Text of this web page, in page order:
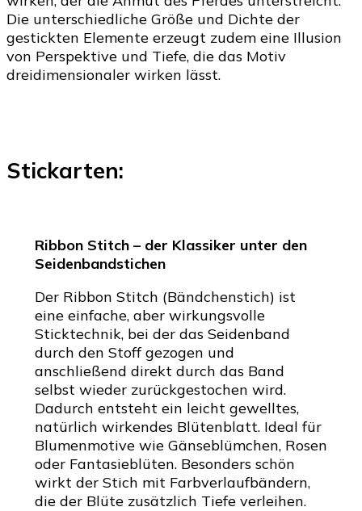
Die unterschiedliche Größe und Dichte der
gestickten Elemente erzeugt zudem eine Illusion
von Perspektive und Tiefe, die das Motiv
dreidimensionaler wirken lässt.
Stickarten:
Ribbon Stitch – der Klassiker unter den
Seidenbandstichen
Der Ribbon Stitch (Bändchenstich) ist
eine einfache, aber wirkungsvolle
Sticktechnik, bei der das Seidenband
durch den Stoff gezogen und
anschließend direkt durch das Band
selbst wieder zurückgestochen wird.
Dadurch entsteht ein leicht gewelltes,
natürlich wirkendes Blütenblatt. Ideal für
Blumenmotive wie Gänseblümchen, Rosen
oder Fantasieblüten. Besonders schön
wirkt der Stich mit Farbverlaufbändern,
die der Blüte zusätzlich Tiefe verleihen.